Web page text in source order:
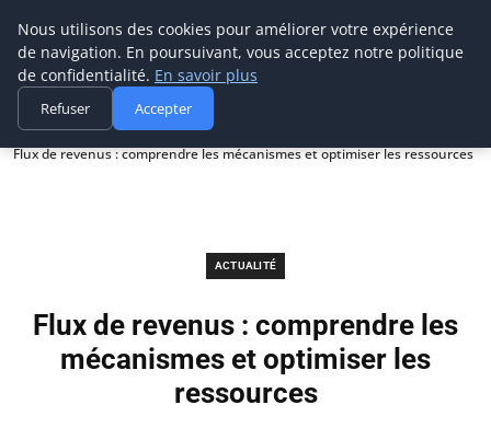
Prospection Pro
Accueil
Actualité
Flux de revenus : comprendre les mécanismes et optimiser les ressources
ACTUALITÉ
Flux de revenus : comprendre les
mécanismes et optimiser les
ressources
Nous utilisons des cookies pour améliorer votre expérience
de navigation. En poursuivant, vous acceptez notre politique
de confidentialité. En savoir plus
Refuser Accepter